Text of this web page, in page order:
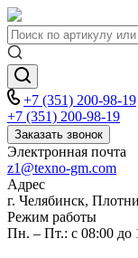
+7 (351) 200-98-19
+7 (351) 200-98-19
Заказать звонок
Электронная почта
z1@texno-gm.com
Адрес
г. Челябинск,
Режим работы
Пн. – Пт.: с 08:00 до